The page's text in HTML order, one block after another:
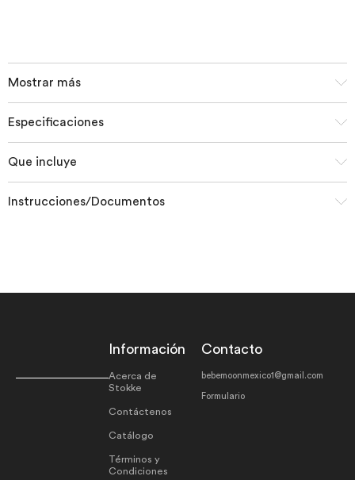
Mostrar más
Especificaciones
Que incluye
Instrucciones/Documentos
Información
Acerca de
Stokke
Contáctenos
Catálogo
Términos y
Condiciones
Contacto
bebemoonmexico1@gmail.com
Formulario